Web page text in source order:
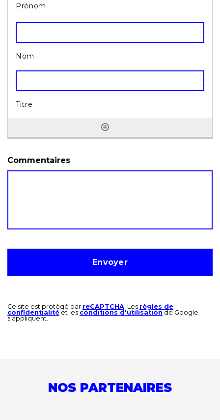
Commentaires
Ce site est protégé par reCAPTCHA. Les règles de
confidentialité et les conditions d'utilisation de Google
s'appliquent.
NOS PARTENAIRES